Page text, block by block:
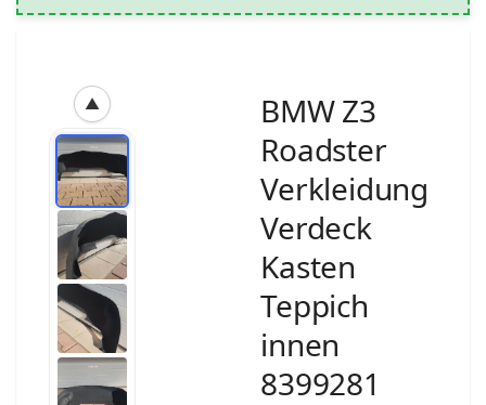
▲
BMW Z3
Roadster
Verkleidung
Verdeck
Kasten
Teppich
innen
8399281